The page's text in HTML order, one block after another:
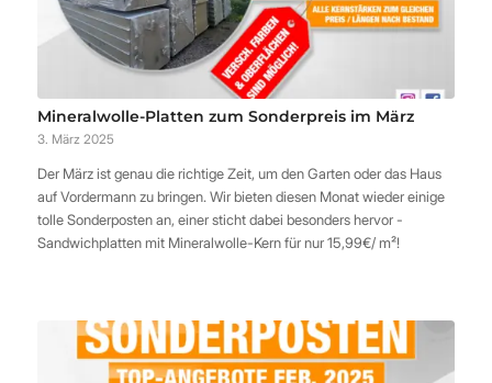
Mineralwolle-Platten zum Sonderpreis im März
3. März 2025
Der März ist genau die richtige Zeit, um den Garten oder das Haus
auf Vordermann zu bringen. Wir bieten diesen Monat wieder einige
tolle Sonderposten an, einer sticht dabei besonders hervor -
Sandwichplatten mit Mineralwolle-Kern für nur 15,99€/ m²!